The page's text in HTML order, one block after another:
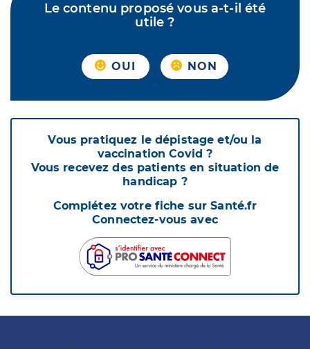
Le contenu proposé vous a-t-il été
utile ?
OUI NON
Vous pratiquez le dépistage et/ou la
vaccination Covid ?
Vous recevez des patients en situation de
handicap ?
Complétez votre fiche sur Santé.fr
Connectez-vous avec